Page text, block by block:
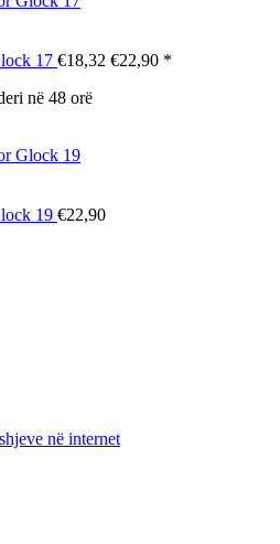
17 €18,32 €22,90 *
në 48 orë
19 €22,90
në internet